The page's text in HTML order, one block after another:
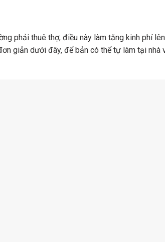
phải thuê thợ, điều này làm tăng kinh phí
giản dưới đây, để bản có thể tự làm tại nhà